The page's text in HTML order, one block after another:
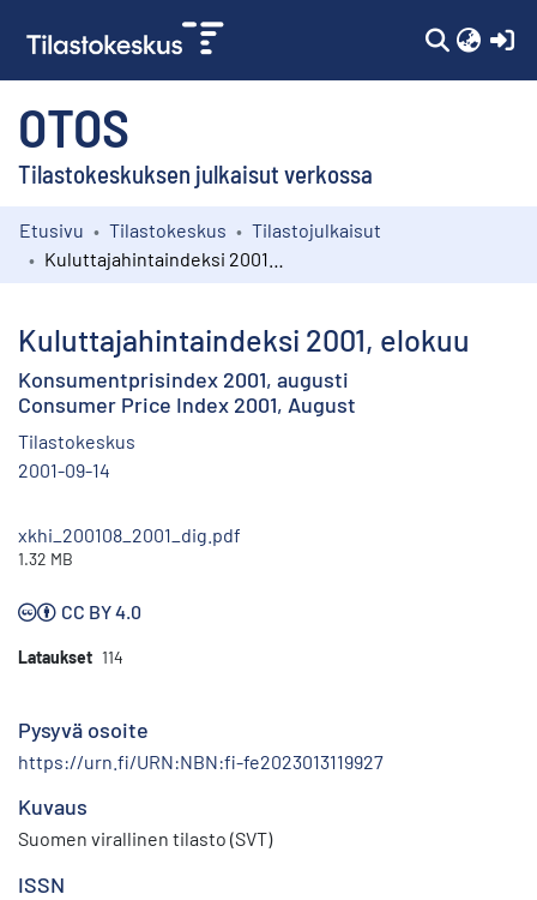
OTOS
Tilastokeskuksen julkaisut verkossa
Kokoelmat
Etusivu Tilastokeskus
Tilastojulkaisut
Kuluttajahintaindeksi 2001, elokuu
Konsumentprisindex 2001, augusti
Consumer Price Index 2001, August
Tilastokeskus
2001-09-14
xkhi_200108_2001_dig.pdf
1.32 MB
CC BY 4.0
Lataukset 114
Pysyvä osoite
https://urn.fi/URN:NBN:fi-fe2023013119927
Kuvaus
Suomen virallinen tilasto (SVT)
ISSN